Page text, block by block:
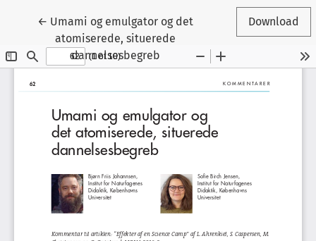
← Tilbage til artikeldetaljer
Umami og emulgator og det
atomiserede, situerede
dannelsesbegreb
Download